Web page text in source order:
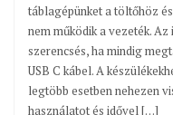
táblagépünket a töltőhöz
nem működik a vezeték.
szerencsés, ha mindig
USB C kábel. A
legtöbb esetben nehezen
használatot és idővel […]